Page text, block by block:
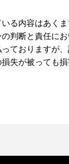
る内容はあく
判断と責任に
ておりますが
失が被っても